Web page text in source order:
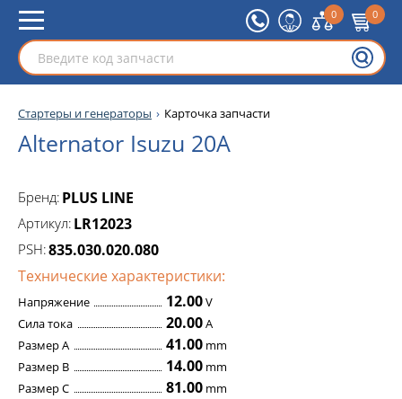
0 0
Стартеры и генераторы Карточка запчасти
Alternator Isuzu 20A
Бренд: PLUS LINE
Артикул: LR12023
PSH:835.030.020.080
Технические характеристики:
Напряжение 12.00V
Сила тока
20.00A
Размер A
41.00 mm
Размер B
14.00 mm
Размер C
81.00 mm